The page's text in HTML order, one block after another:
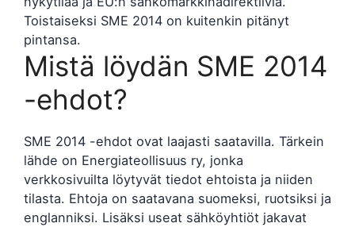
Toistaiseksi SME 2014 on kuitenkin pitänyt
pintansa.
Mistä löydän SME 2014
-ehdot?
SME 2014 -ehdot ovat laajasti saatavilla. Tärkein
lähde on Energiateollisuus ry, jonka
verkkosivuilta löytyvät tiedot ehtoista ja niiden
tilasta. Ehtoja on saatavana suomeksi, ruotsiksi ja
englanniksi. Lisäksi useat sähköyhtiöt jakavat